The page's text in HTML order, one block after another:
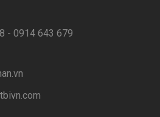
- 0914 643 679